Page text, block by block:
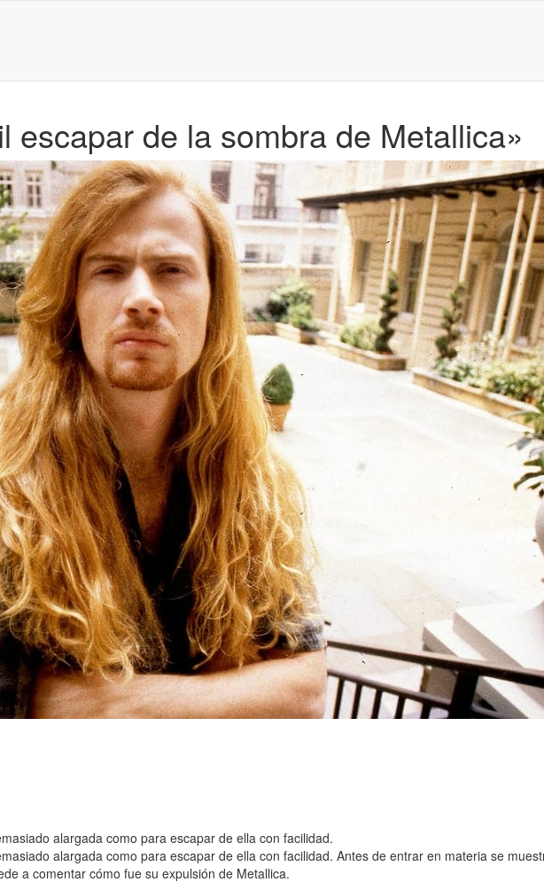
escapar de la sombra de Metallica»
alargada como para escapar de ella con facilidad.
alargada como para escapar de ella con facilidad. Antes de entrar en materia se
a comentar cómo fue su expulsión de Metallica.